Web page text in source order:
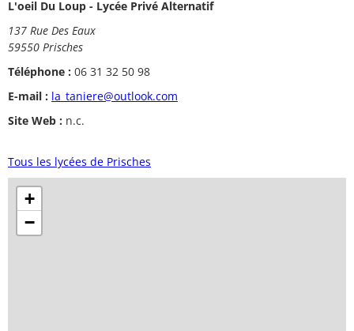
L'oeil Du Loup - Lycée Privé Alternatif
137 Rue Des Eaux
59550 Prisches
Téléphone : 06 31 32 50 98
E-mail : la_taniere@outlook.com
Site Web : n.c.
Tous les lycées de Prisches
+
−